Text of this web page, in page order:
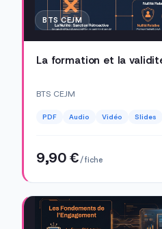
BTS CEJM
La formation et la
BTS CEJM
PDF Audio Vidéo Slides
9,90 €/ fiche